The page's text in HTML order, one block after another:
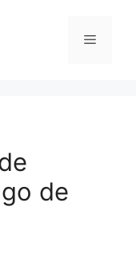
Menú
de